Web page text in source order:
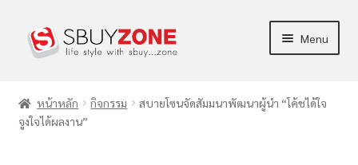
Menu
ผลิตภัณฑ์
หน้าหลัก กิจกรรม
สบายโซนจัดสัมมนาพัฒนาผู้นำ “โค้ชได้ใจ
จูงใจได้ผลงาน”